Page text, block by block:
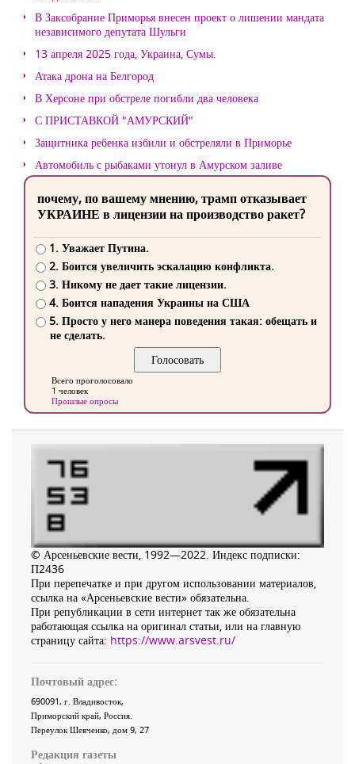
В Заксобрание Приморья внесен проект о лишении мандата
независимого депутата Шульги
13 апреля 2025 года, Украина, Сумы.
Атака дрона на Белгород
В Херсоне при обстреле погибли два человека
С ПРИСТАВКОЙ "АМУРСКИЙ"
Защитника ребенка избили и обстреляли в Приморье
Автомобиль с рыбаками утонул в Амурском заливе
почему, по вашему мнению, трамп отказывает
УКРАИНЕ в лицензии на производство ракет?
1. Уважает Путина.
2. Боится увеличить эскалацию конфликта.
3. Никому не дает такие лицензии.
4. Боится нападения Украины на США
5. Просто у него манера поведения такая: обещать и
не сделать.
Всего проголосовало
1 человек
Прошлые опросы
© Арсеньевские вести, 1992—2022. Индекс подписки:
П2436
При перепечатке и при другом использовании материалов,
ссылка на «Арсеньевские вести» обязательна.
При републикации в сети интернет так же обязательна
работающая ссылка на оригинал статьи, или на главную
страницу сайта: https://www.arsvest.ru/
Почтовый адрес:
690091, г. Владивосток,
Приморский край, Россия
Переулок Шевченко, дом 9, 27
Редакция газеты